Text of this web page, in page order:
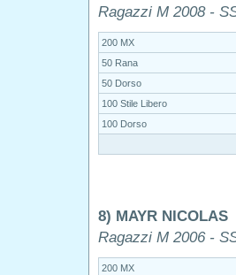
Ragazzi M 2008 -
200 MX
50 Rana
50 Dorso
100 Stile Libero
100 Dorso
8) MAYR NICOLAS
Ragazzi M 2006 -
200 MX